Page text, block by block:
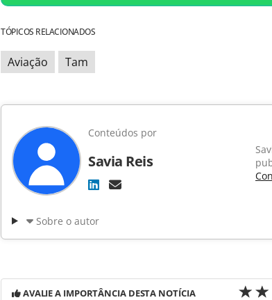
TÓPICOS RELACIONADOS
Aviação Tam
Conteúdos por
Savia Reis
Sobre o autor
AVALIE A IMPORTÂNCIA DESTA NOTÍCIA